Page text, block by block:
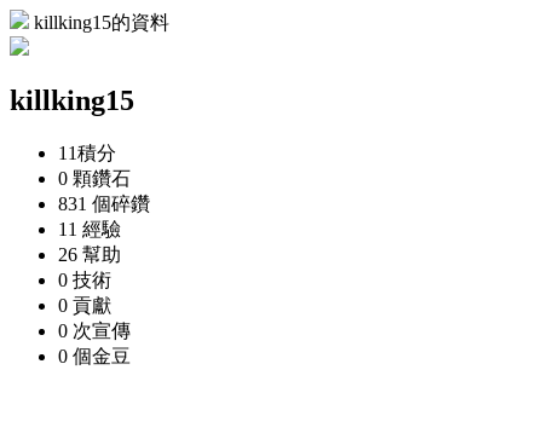
killking15的資料
killking15
11積分
0 顆鑽石
831 個碎鑽
11 經驗
26 幫助
0 技術
0 貢獻
0 次宣傳
0 個金豆